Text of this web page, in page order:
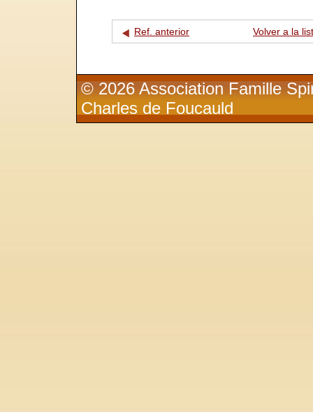
Ref. anterior Volver a la
© 2026 Association Famille
Charles de Foucauld